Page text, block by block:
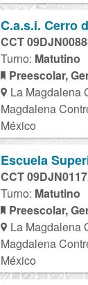
C.a.s.i. Cerro
CCT
Turno: Matutino
Preescolar,
La Magdalena
Magdalena
México
Escuela
CCT
Turno: Matutino
Preescolar,
La Magdalena
Magdalena
México